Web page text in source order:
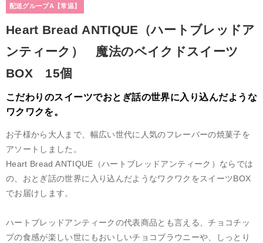
配送グループA【常温】
Heart Bread ANTIQUE（ハートブレッドア
ンティーク） 魔法のベイクドスイーツ
BOX 15個
こだわりのスイーツでおとぎ話の世界に入り込んだような
ワクワクを。
お子様から大人まで、幅広い世代に人気のフレーバーの焼菓子を
アソートしました。
Heart Bread ANTIQUE（ハートブレッドアンティーク）ならでは
の、おとぎ話の世界に入り込んだようなワクワクをスイーツBOX
でお届けします。
ハートブレッドアンティークの代表商品とも言える、チョコチッ
プの食感が楽しい世にもおいしいチョコブラウニーや、しっとり